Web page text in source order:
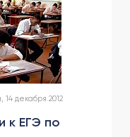
декабря 2012
к ЕГЭ по